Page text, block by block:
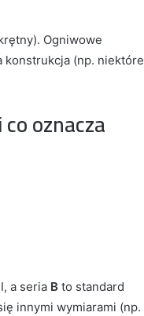
Ogniwowe
konstrukcja (np. niektóre
oznacza
a seria B to standard
innymi wymiarami (np.